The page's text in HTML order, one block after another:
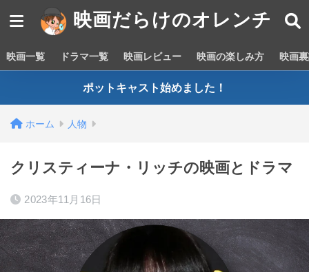
映画だらけのオレンチ
映画一覧 ドラマ一覧 映画レビュー 映画の楽しみ方 映画
ポットキャスト始めました！
ホーム 人物
クリスティーナ・リッチの映画とドラマ
2023年11月16日